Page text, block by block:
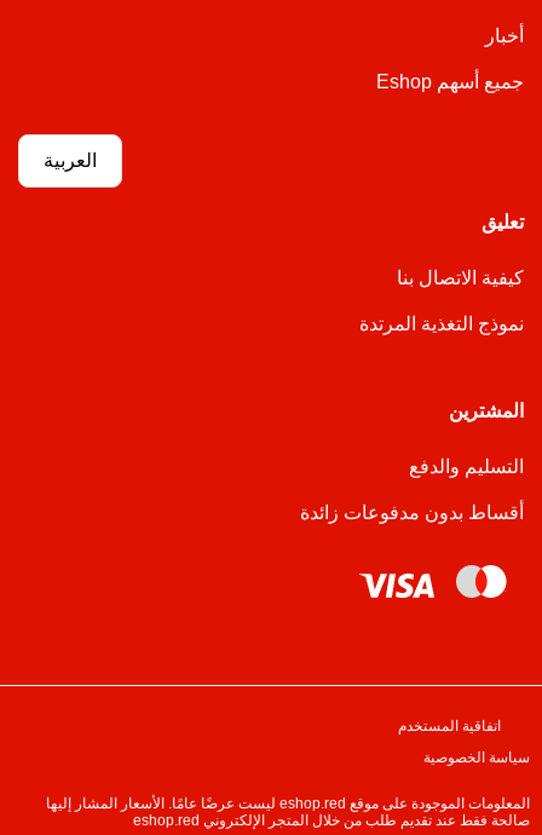
أخبار
جميع أسهم Eshop
العربية
تعليق
كيفية الاتصال بنا
نموذج التغذية المرتدة
المشترين
التسليم والدفع
أقساط بدون مدفوعات زائدة
اتفاقية المستخدم
سياسة الخصوصية
المعلومات الموجودة على موقع eshop.red ليست عرضًا عامًا. الأسعار المشار إليها
صالحة فقط عند تقديم طلب من خلال المتجر الإلكتروني eshop.red